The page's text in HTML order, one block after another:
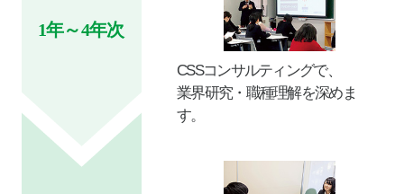
1年～4年次
CSSコンサルティングで、
業界研究・職種理解を深めま
す。